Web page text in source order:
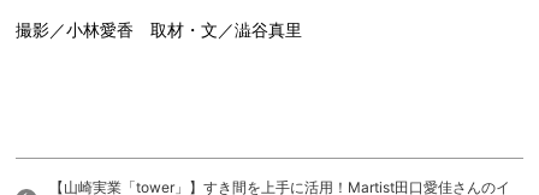
撮影／小林愛香 取材・文／澁谷真里
【山崎実業「tower」】すき間を上手に活用！Martist田口愛佳さんのイ